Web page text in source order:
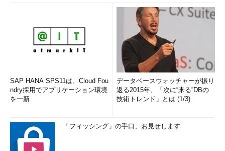
SAP HANA SPS11は、Cloud Fou
ndry採用でアプリケーション環境
を一新
データベースウォッチャーが振り
返る2015年、「次に“来る”DBの
技術トレンド」とは (1/3)
「フィッシング」の手口、お見せします